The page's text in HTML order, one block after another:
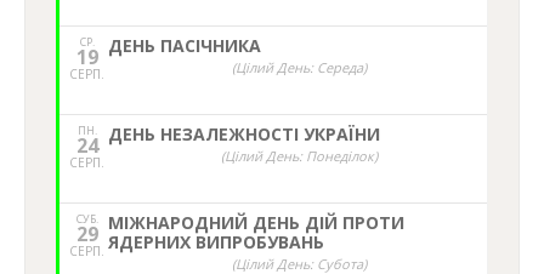
СР.
19
СЕРП.
ДЕНЬ ПАСІЧНИКА
(Цілий День: Середа)
ПН.
24
СЕРП.
ДЕНЬ НЕЗАЛЕЖНОСТІ УКРАЇНИ
(Цілий День: Понеділок)
СУБ.
29
СЕРП.
МІЖНАРОДНИЙ ДЕНЬ ДІЙ ПРОТИ
ЯДЕРНИХ ВИПРОБУВАНЬ
(Цілий День: Субота)